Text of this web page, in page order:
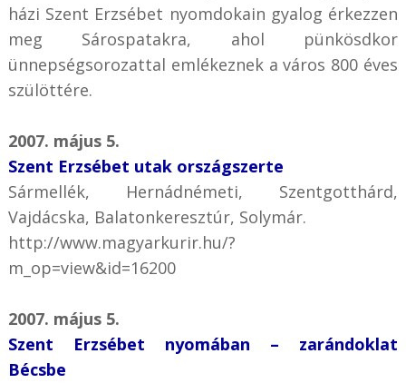
házi Szent Erzsébet nyomdokain gyalog érkezzen
meg Sárospatakra, ahol pünkösdkor
ünnepségsorozattal emlékeznek a város 800 éves
szülöttére.
2007. május 5.
Szent Erzsébet utak országszerte
Sármellék, Hernádnémeti, Szentgotthárd,
Vajdácska, Balatonkeresztúr, Solymár.
http://www.magyarkurir.hu/?
m_op=view&id=16200
2007. május 5.
Szent Erzsébet nyomában – zarándoklat
Bécsbe